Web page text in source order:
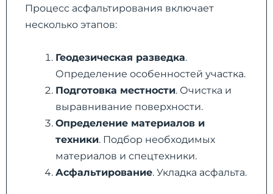
Процесс асфальтирования включает
несколько этапов:
Геодезическая разведка.
Определение особенностей участка.
Подготовка местности. Очистка и
выравнивание поверхности.
Определение материалов и
техники. Подбор необходимых
материалов и спецтехники.
Асфальтирование. Укладка асфальта.